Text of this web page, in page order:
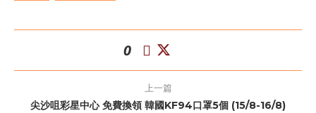
0
上一篇
尖沙咀彩星中心 免費換領 韓國KF94口罩5個 (15/8-16/8)